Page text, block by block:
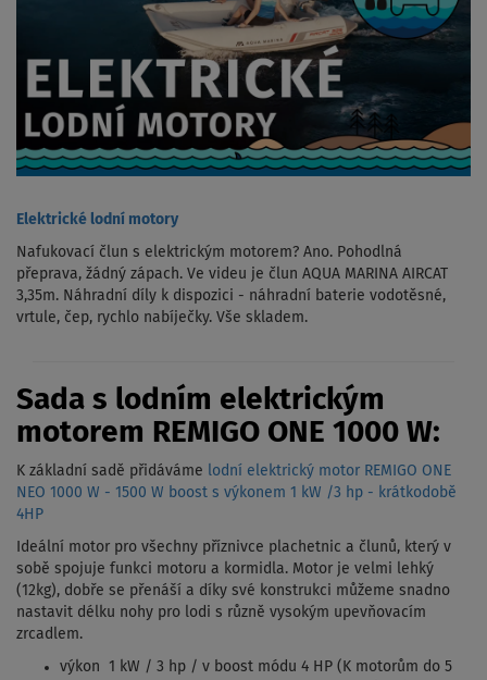
Elektrické lodní motory
Nafukovací člun s elektrickým motorem? Ano. Pohodlná
přeprava, žádný zápach. Ve videu je člun AQUA MARINA AIRCAT
3,35m. Náhradní díly k dispozici - náhradní baterie vodotěsné,
vrtule, čep, rychlo nabíječky. Vše skladem.
Sada s lodním elektrickým
motorem REMIGO ONE 1000 W:
K základní sadě přidáváme lodní elektrický motor REMIGO ONE
NEO 1000 W - 1500 W boost s výkonem 1 kW /3 hp - krátkodobě
4HP
Ideální motor pro všechny příznivce plachetnic a člunů, který v
sobě spojuje funkci motoru a kormidla. Motor je velmi lehký
(12kg), dobře se přenáší a díky své konstrukci můžeme snadno
nastavit délku nohy pro lodi s různě vysokým upevňovacím
zrcadlem.
výkon 1 kW / 3 hp / v boost módu 4 HP (K motorům do 5